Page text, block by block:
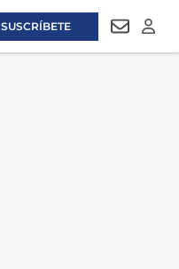
SUSCRÍBETE